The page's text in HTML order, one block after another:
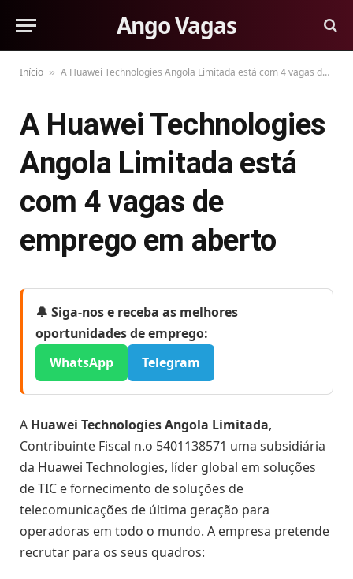
Ango Vagas
Início » A Huawei Technologies Angola Limitada está com 4 vagas de emprego em aberto
A Huawei Technologies
Angola Limitada está
com 4 vagas de
emprego em aberto
🔔 Siga-nos e receba as melhores
oportunidades de emprego:
WhatsApp
Telegram
A Huawei Technologies Angola Limitada,
Contribuinte Fiscal n.o 5401138571 uma subsidiária
da Huawei Technologies, líder global em soluções
de TIC e fornecimento de soluções de
telecomunicações de última geração para
operadoras em todo o mundo. A empresa pretende
recrutar para os seus quadros: